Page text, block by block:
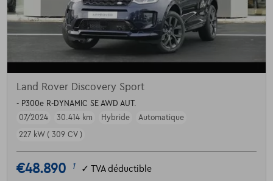
Land Rover Discovery Sport
- P300e R-DYNAMIC SE AWD AUT.
07/2024
30.414 km Hybride
Automatique
227 kW ( 309 CV )
€48.890 1 ✓ TVA déductible